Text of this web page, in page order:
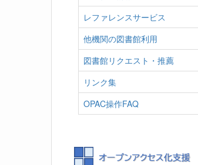
レファレンスサービス
他機関の図書館利用
図書館リクエスト・推薦
リンク集
OPAC操作FAQ